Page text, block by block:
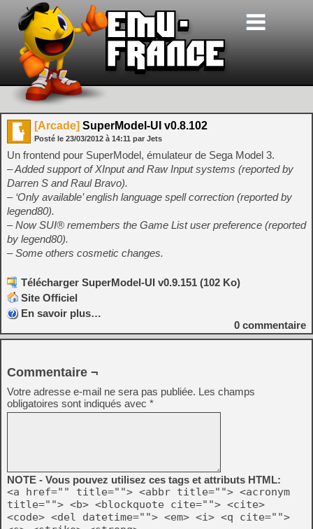
[Arcade] SuperModel-UI v0.8.102
Posté le 23/03/2012 à 14:11 par Jets
Un frontend pour SuperModel, émulateur de Sega Model 3.
– Added support of XInput and Raw Input systems (reported by
Darren S and Raul Bravo).
– ‘Only available’ english language spell correction (reported by
legend80).
– Now SUI® remembers the Game List user preference (reported
by legend80).
– Some others cosmetic changes.
Télécharger SuperModel-UI v0.9.151 (102 Ko)
Site Officiel
En savoir plus…
0 commentaire
Commentaire ¬
Votre adresse e-mail ne sera pas publiée. Les champs
obligatoires sont indiqués avec *
NOTE - Vous pouvez utilisez ces tags et attributs HTML:
<a href="" title=""> <abbr title=""> <acronym
title=""> <b> <blockquote cite=""> <cite>
<code> <del datetime=""> <em> <i> <q cite="">